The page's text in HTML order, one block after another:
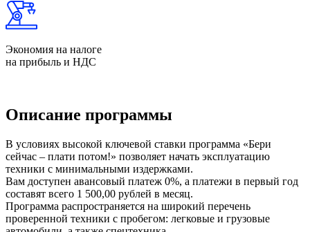
Экономия на налоге
на прибыль и НДС
Описание программы
В условиях высокой ключевой ставки программа «Бери
сейчас – плати потом!» позволяет начать эксплуатацию
техники с минимальными издержками.
Вам доступен авансовый платеж 0%, а платежи в первый год
составят всего 1 500,00 рублей в месяц.
Программа распространяется на широкий перечень
проверенной техники с пробегом: легковые и грузовые